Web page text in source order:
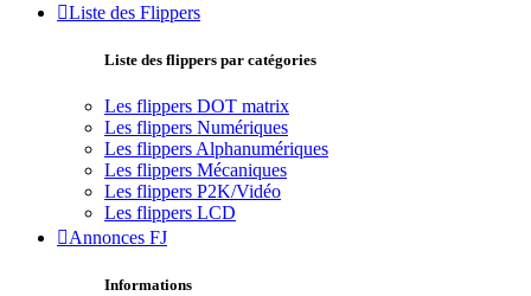
Liste des Flippers
Liste des flippers par catégories
Les flippers DOT matrix
Les flippers Numériques
Les flippers Alphanumériques
Les flippers Mécaniques
Les flippers P2K/Vidéo
Les flippers LCD
Annonces FJ
Informations